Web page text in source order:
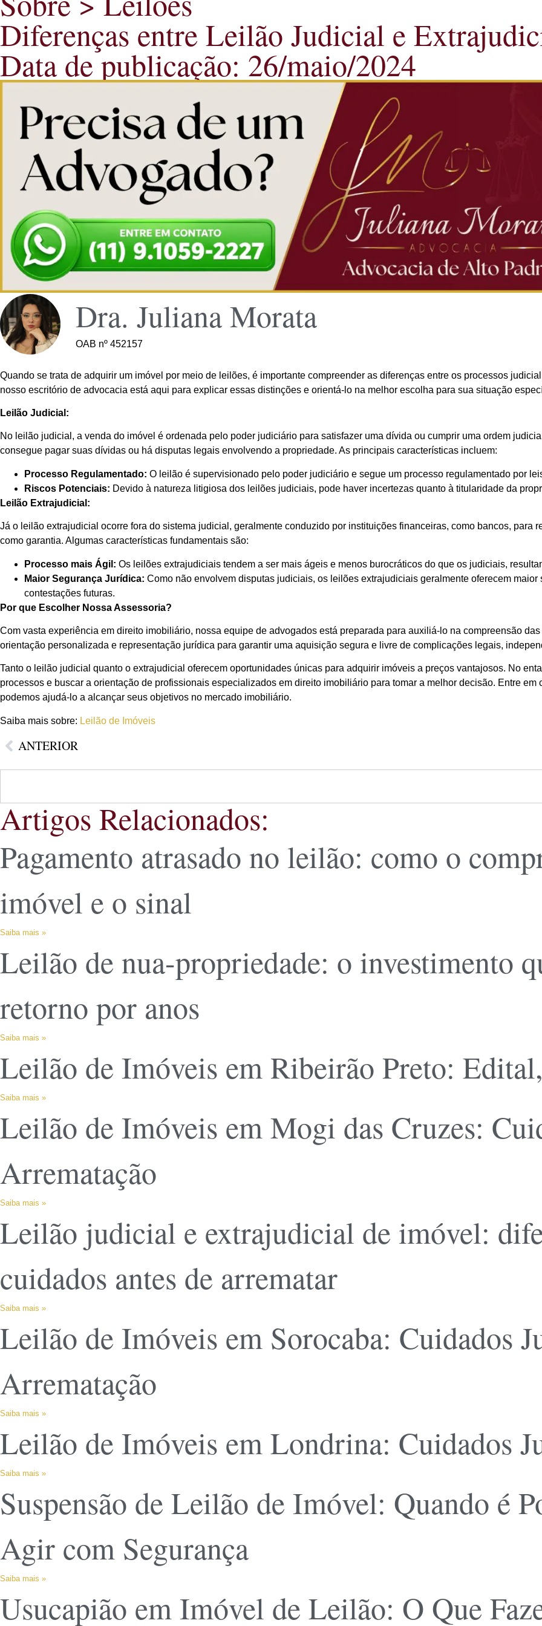
Diferenças entre Leilão Judicial e
Data de publicação: 26/maio/2024
Dra. Juliana Morata
OAB nº 452157
Quando se trata de adquirir um imóvel por meio de leilões, é importante compreender as diferenças entre os processos
nosso escritório de advocacia está aqui para explicar essas distinções e orientá-lo na melhor escolha para sua situação
Leilão Judicial:
No leilão judicial, a venda do imóvel é ordenada pelo poder judiciário para satisfazer uma dívida ou cumprir uma ordem
consegue pagar suas dívidas ou há disputas legais envolvendo a propriedade. As principais características incluem:
Processo Regulamentado: O leilão é supervisionado pelo poder judiciário e segue um processo regulamentado por
Riscos Potenciais: Devido à natureza litigiosa dos leilões judiciais, pode haver incertezas quanto à titularidade da
Leilão Extrajudicial:
Já o leilão extrajudicial ocorre fora do sistema judicial, geralmente conduzido por instituições financeiras, como bancos, para
como garantia. Algumas características fundamentais são:
Processo mais Ágil: Os leilões extrajudiciais tendem a ser mais ágeis e menos burocráticos do que os judiciais,
Maior Segurança Jurídica: Como não envolvem disputas judiciais, os leilões extrajudiciais geralmente oferecem
contestações futuras.
Por que Escolher Nossa Assessoria?
Com vasta experiência em direito imobiliário, nossa equipe de advogados está preparada para auxiliá-lo na compreensão
orientação personalizada e representação jurídica para garantir uma aquisição segura e livre de complicações legais,
Tanto o leilão judicial quanto o extrajudicial oferecem oportunidades únicas para adquirir imóveis a preços vantajosos. No
processos e buscar a orientação de profissionais especializados em direito imobiliário para tomar a melhor decisão. Entre
podemos ajudá-lo a alcançar seus objetivos no mercado imobiliário.
Saiba mais sobre: Leilão de Imóveis
ANTERIOR
Artigos Relacionados:
Pagamento atrasado no leilão: como o
imóvel e o sinal
Saiba mais »
Leilão de nua-propriedade: o investimento
retorno por anos
Saiba mais »
Leilão de Imóveis em Ribeirão Preto:
Saiba mais »
Leilão de Imóveis em Mogi das Cruzes:
Arrematação
Saiba mais »
Leilão judicial e extrajudicial de imóvel:
cuidados antes de arrematar
Saiba mais »
Leilão de Imóveis em Sorocaba: Cuidados
Arrematação
Saiba mais »
Leilão de Imóveis em Londrina: Cuidados
Saiba mais »
Suspensão de Leilão de Imóvel: Quando é
Agir com Segurança
Saiba mais »
Usucapião em Imóvel de Leilão: O Que